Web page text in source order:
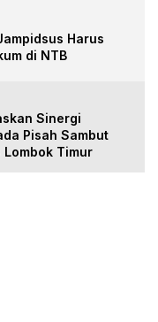
Harus
di NTB
Sinergi
Pisah Sambut
Lombok Timur